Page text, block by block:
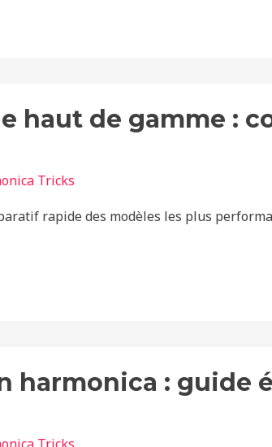
haut de gamme :
Tricks
rapide des modèles les plus
harmonica : guide